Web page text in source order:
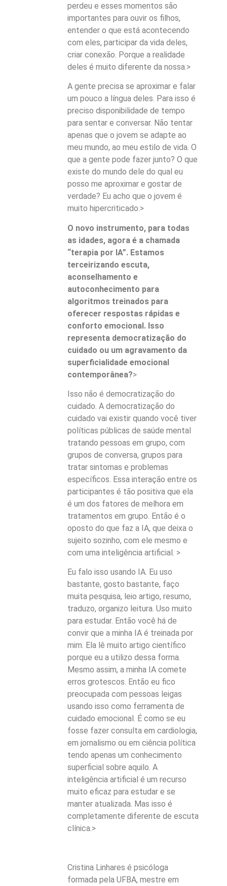
perdeu e esses momentos são
importantes para ouvir os filhos,
entender o que está acontecendo
com eles, participar da vida deles,
criar conexão. Porque a realidade
deles é muito diferente da nossa.>
A gente precisa se aproximar e falar
um pouco a língua deles. Para isso é
preciso disponibilidade de tempo
para sentar e conversar. Não tentar
apenas que o jovem se adapte ao
meu mundo, ao meu estilo de vida. O
que a gente pode fazer junto? O que
existe do mundo dele do qual eu
posso me aproximar e gostar de
verdade? Eu acho que o jovem é
muito hipercriticado.>
O novo instrumento, para todas
as idades, agora é a chamada
“terapia por IA”. Estamos
terceirizando escuta,
aconselhamento e
autoconhecimento para
algoritmos treinados para
oferecer respostas rápidas e
conforto emocional. Isso
representa democratização do
cuidado ou um agravamento da
superficialidade emocional
contemporânea?>
Isso não é democratização do
cuidado. A democratização do
cuidado vai existir quando você tiver
políticas públicas de saúde mental
tratando pessoas em grupo, com
grupos de conversa, grupos para
tratar sintomas e problemas
específicos. Essa interação entre os
participantes é tão positiva que ela
é um dos fatores de melhora em
tratamentos em grupo. Então é o
oposto do que faz a IA, que deixa o
sujeito sozinho, com ele mesmo e
com uma inteligência artificial. >
Eu falo isso usando IA. Eu uso
bastante, gosto bastante, faço
muita pesquisa, leio artigo, resumo,
traduzo, organizo leitura. Uso muito
para estudar. Então você há de
convir que a minha IA é treinada por
mim. Ela lê muito artigo científico
porque eu a utilizo dessa forma.
Mesmo assim, a minha IA comete
erros grotescos. Então eu fico
preocupada com pessoas leigas
usando isso como ferramenta de
cuidado emocional. É como se eu
fosse fazer consulta em cardiologia,
em jornalismo ou em ciência política
tendo apenas um conhecimento
superficial sobre aquilo. A
inteligência artificial é um recurso
muito eficaz para estudar e se
manter atualizada. Mas isso é
completamente diferente de escuta
clínica.>
Cristina Linhares é psicóloga
formada pela UFBA, mestre em